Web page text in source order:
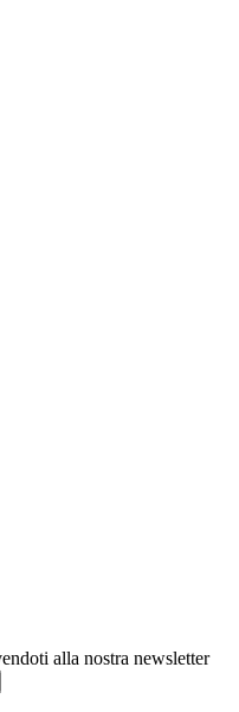
alla nostra newsletter